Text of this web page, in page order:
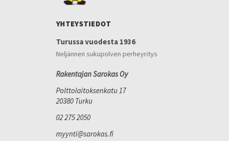
YHTEYSTIEDOT
Turussa vuodesta 1936
Neljännen sukupolven perheyritys
Rakentajan Sarokas Oy
Polttolaitoksenkatu 17
20380 Turku
02 275 2050
myynti@sarokas.fi